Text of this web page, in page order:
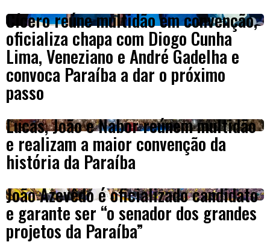
Cícero reúne multidão em convenção,
oficializa chapa com Diogo Cunha
Lima, Veneziano e André Gadelha e
convoca Paraíba a dar o próximo
passo
Lucas, João e Nabor reúnem multidão
e realizam a maior convenção da
história da Paraíba
João Azevêdo é oficializado candidato
e garante ser “o senador dos grandes
projetos da Paraíba”